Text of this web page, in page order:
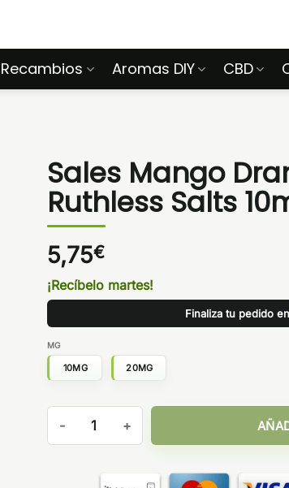
Recambios Aromas DIY CBD
Sales Mango
Ruthless Salts
5,75€
¡Recíbelo martes!
Finaliza tu pedido en
MG
10MG 20MG
Sales Mango Drank Edition Ruthless Salts